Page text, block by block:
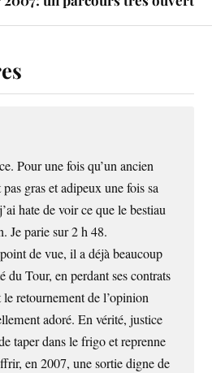
Pour une fois qu’un ancien
gras et adipeux une fois sa
hate de voir ce que le bestiau
Je parie sur 2 h 48.
de vue, il a déjà beaucoup
du Tour, en perdant ses contrats
retournement de l’opinion
adoré. En vérité, justice
taper dans le frigo et reprenne
en 2007, une sortie digne de